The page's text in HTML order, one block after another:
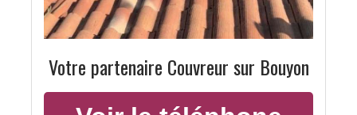
Votre partenaire Couvreur sur Bouyon